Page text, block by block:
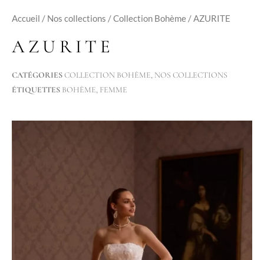
Accueil / Nos collections /Collection Bohème / AZURITE
AZURITE
CATÉGORIESCOLLECTION BOHÈME, NOS COLLECTIONS
ÉTIQUETTES BOHÈME, FEMME